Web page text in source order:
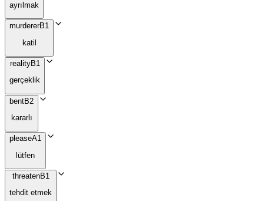
ayrılmak
murdererB1
katil
realityB1
gerçeklik
bentB2
kararlı
pleaseA1
lütfen
threatenB1
tehdit etmek